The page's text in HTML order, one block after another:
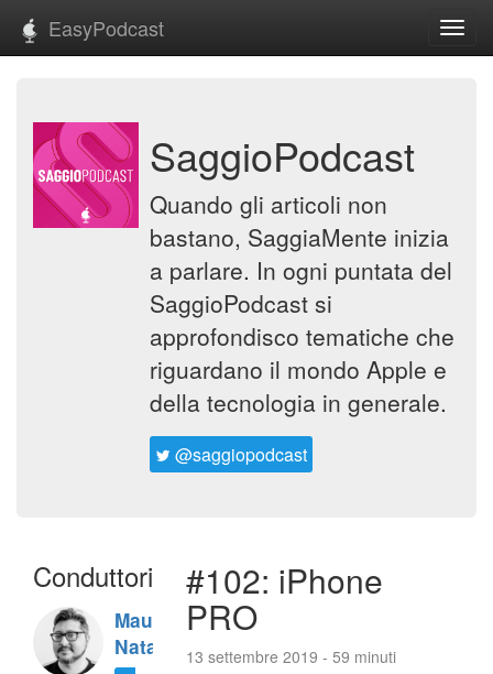
EasyPodcast
SaggioPodcast
Quando gli articoli non
bastano, SaggiaMente inizia
a parlare. In ogni puntata del
SaggioPodcast si
approfondisco tematiche che
riguardano il mondo Apple e
della tecnologia in generale.
@saggiopodcast
Conduttori
Maurizio
Natali
#102: iPhone
PRO
13 settembre 2019 - 59 minuti